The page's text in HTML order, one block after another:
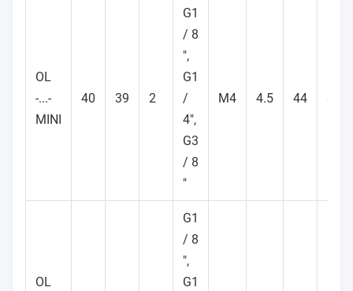
OL
-...-
MINI
40 39 2
G1
/ 8
",
G1
/
4",
G3
/ 8
"
M4 4.5 44 35
OL
G1
/ 8
",
G1